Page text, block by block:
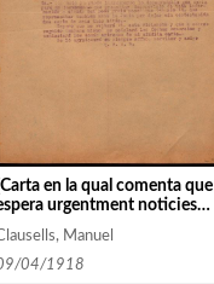
en la qual comenta que
urgentment noticies
Manuel
04/1918